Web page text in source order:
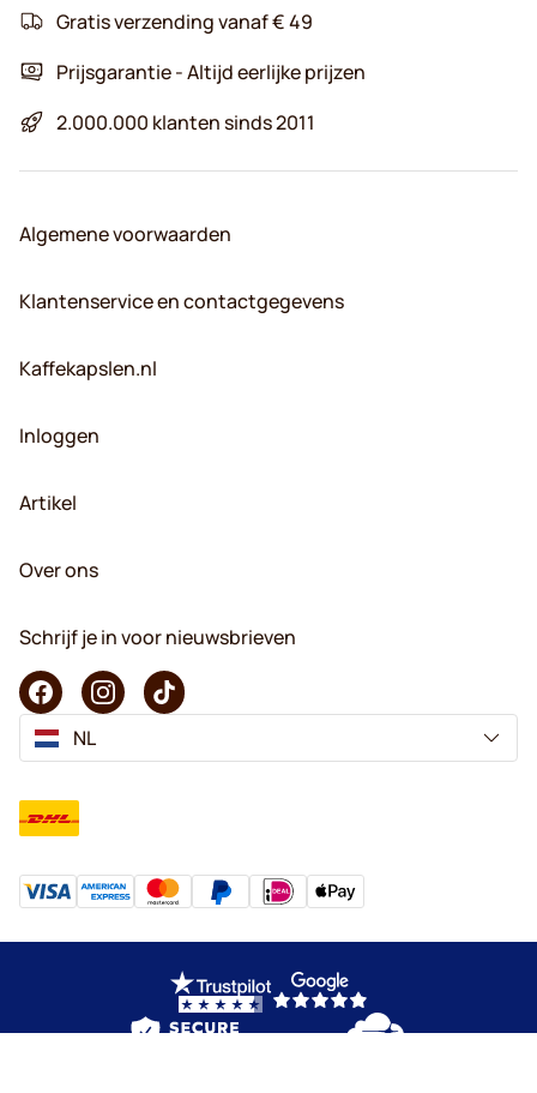
Gratis verzending vanaf € 49
Prijsgarantie - Altijd eerlijke prijzen
2.000.000 klanten sinds 2011
Algemene voorwaarden
Klantenservice en contactgegevens
Kaffekapslen.nl
Inloggen
Artikel
Over ons
Schrijf je in voor nieuwsbrieven
NL